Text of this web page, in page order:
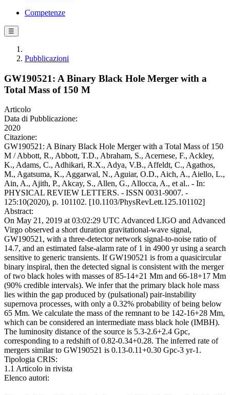
Competenze
☰
Pubblicazioni
GW190521: A Binary Black Hole Merger with a
Total Mass of 150 M
Articolo
Data di Pubblicazione:
2020
Citazione:
GW190521: A Binary Black Hole Merger with a Total Mass of 150
M / Abbott, R., Abbott, T.D., Abraham, S., Acernese, F., Ackley,
K., Adams, C., Adhikari, R.X., Adya, V.B., Affeldt, C., Agathos,
M., Agatsuma, K., Aggarwal, N., Aguiar, O.D., Aich, A., Aiello, L.,
Ain, A., Ajith, P., Akcay, S., Allen, G., Allocca, A., et al.. - In:
PHYSICAL REVIEW LETTERS. - ISSN 0031-9007. -
125:10(2020), p. 101102. [10.1103/PhysRevLett.125.101102]
Abstract:
On May 21, 2019 at 03:02:29 UTC Advanced LIGO and Advanced
Virgo observed a short duration gravitational-wave signal,
GW190521, with a three-detector network signal-to-noise ratio of
14.7, and an estimated false-alarm rate of 1 in 4900 yr using a search
sensitive to generic transients. If GW190521 is from a quasicircular
binary inspiral, then the detected signal is consistent with the merger
of two black holes with masses of 85-14+21 Mm and 66-18+17 Mm
(90% credible intervals). We infer that the primary black hole mass
lies within the gap produced by (pulsational) pair-instability
supernova processes, with only a 0.32% probability of being below
65 Mm. We calculate the mass of the remnant to be 142-16+28 Mm,
which can be considered an intermediate mass black hole (IMBH).
The luminosity distance of the source is 5.3-2.6+2.4 Gpc,
corresponding to a redshift of 0.82-0.34+0.28. The inferred rate of
mergers similar to GW190521 is 0.13-0.11+0.30 Gpc-3 yr-1.
Tipologia CRIS:
1.1 Articolo in rivista
Elenco autori: